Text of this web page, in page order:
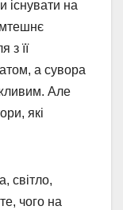
існувати на
з її
а сувора
Але
які
світло,
чого на